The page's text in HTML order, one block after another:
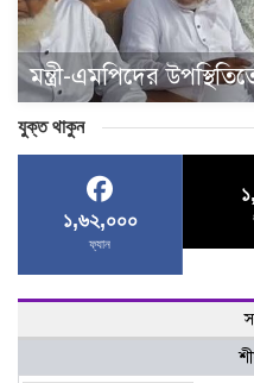
মন্ত্রী-এমপিদের
যুক্ত থাকুন
১,৬২,০০০
ফ্যান